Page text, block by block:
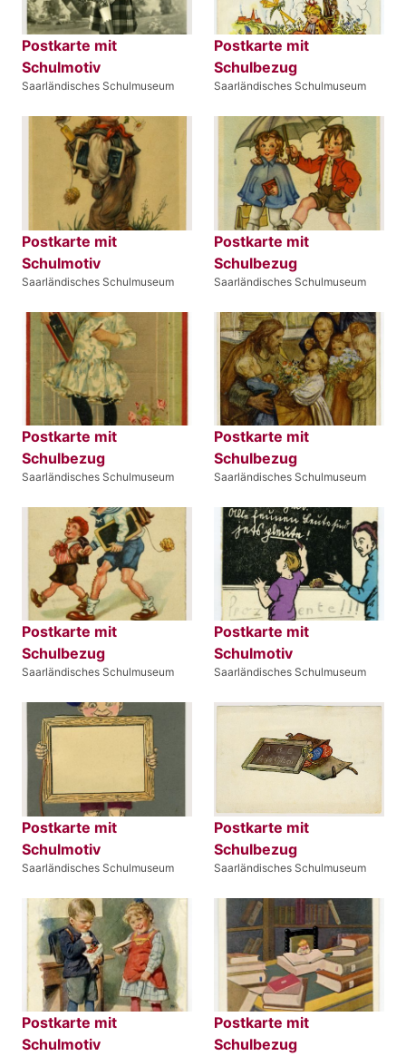
Postkarte mit
Schulmotiv
Saarländisches Schulmuseum
Postkarte mit
Schulbezug
Saarländisches Schulmuseum
Postkarte mit
Schulmotiv
Saarländisches Schulmuseum
Postkarte mit
Schulbezug
Saarländisches Schulmuseum
Postkarte mit
Schulbezug
Saarländisches Schulmuseum
Postkarte mit
Schulbezug
Saarländisches Schulmuseum
Postkarte mit
Schulbezug
Saarländisches Schulmuseum
Postkarte mit
Schulmotiv
Saarländisches Schulmuseum
Postkarte mit
Schulmotiv
Saarländisches Schulmuseum
Postkarte mit
Schulbezug
Saarländisches Schulmuseum
Postkarte mit
Schulmotiv
Postkarte mit
Schulbezug